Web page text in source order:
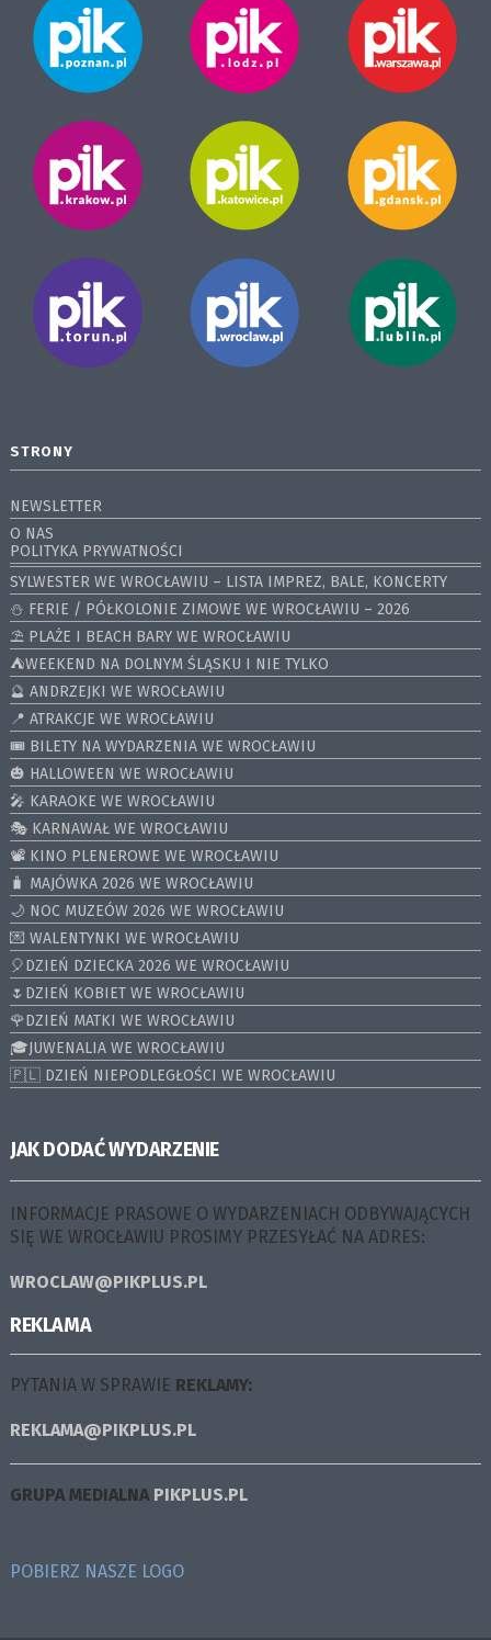
STRONY
NEWSLETTER
O NAS
POLITYKA PRYWATNOŚCI
SYLWESTER WE WROCŁAWIU – LISTA IMPREZ, BALE, KONCERTY
⛄️ FERIE / PÓŁKOLONIE ZIMOWE WE WROCŁAWIU – 2026
⛱️ PLAŻE I BEACH BARY WE WROCŁAWIU
⛺️WEEKEND NA DOLNYM ŚLĄSKU I NIE TYLKO
🔮 ANDRZEJKI WE WROCŁAWIU
📍 ATRAKCJE WE WROCŁAWIU
🎟️ BILETY NA WYDARZENIA WE WROCŁAWIU
🎃 HALLOWEEN WE WROCŁAWIU
🎤 KARAOKE WE WROCŁAWIU
🎭 KARNAWAŁ WE WROCŁAWIU
📽️ KINO PLENEROWE WE WROCŁAWIU
🧳 MAJÓWKA 2026 WE WROCŁAWIU
🌙 NOC MUZEÓW 2026 WE WROCŁAWIU
💌 WALENTYNKI WE WROCŁAWIU
🎈DZIEŃ DZIECKA 2026 WE WROCŁAWIU
🌷DZIEŃ KOBIET WE WROCŁAWIU
🌹DZIEŃ MATKI WE WROCŁAWIU
🎓JUWENALIA WE WROCŁAWIU
🇵🇱 DZIEŃ NIEPODLEGŁOŚCI WE WROCŁAWIU
JAK DODAĆ WYDARZENIE
INFORMACJE PRASOWE O WYDARZENIACH ODBYWAJĄCYCH
SIĘ WE WROCŁAWIU PROSIMY PRZESYŁAĆ NA ADRES:
WROCLAW@PIKPLUS.PL
REKLAMA
PYTANIA W SPRAWIE REKLAMY:
REKLAMA@PIKPLUS.PL
GRUPA MEDIALNA PIKPLUS.PL
POBIERZ NASZE LOGO